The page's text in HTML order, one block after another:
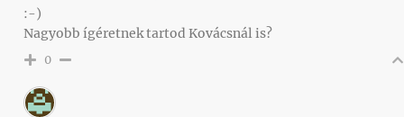
:-)
Nagyobb ígéretnek tartod Kovácsnál is?
0